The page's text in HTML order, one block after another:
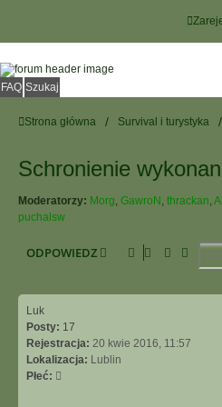
FAQ Szukaj
Strona główna Survival i turystyka
Schronienie
Moderatorzy: Morg, GawroN , thrackan,
puchalsw
ODPOWIEDZ Szukaj
Luk
Posty: 17
Rejestracja: 20 kwie 2016, 11:57
Lokalizacja: Lublin
Płeć: